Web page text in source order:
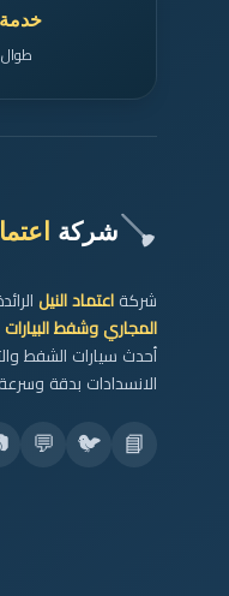
خدمة 24 ساعة
طوال
🪠شركة
شركة اعتماد النيل
المجاري وشفط البيارات
أحدث سيارات الشفط
الانسدادات بدقة
📘
🐦
💬